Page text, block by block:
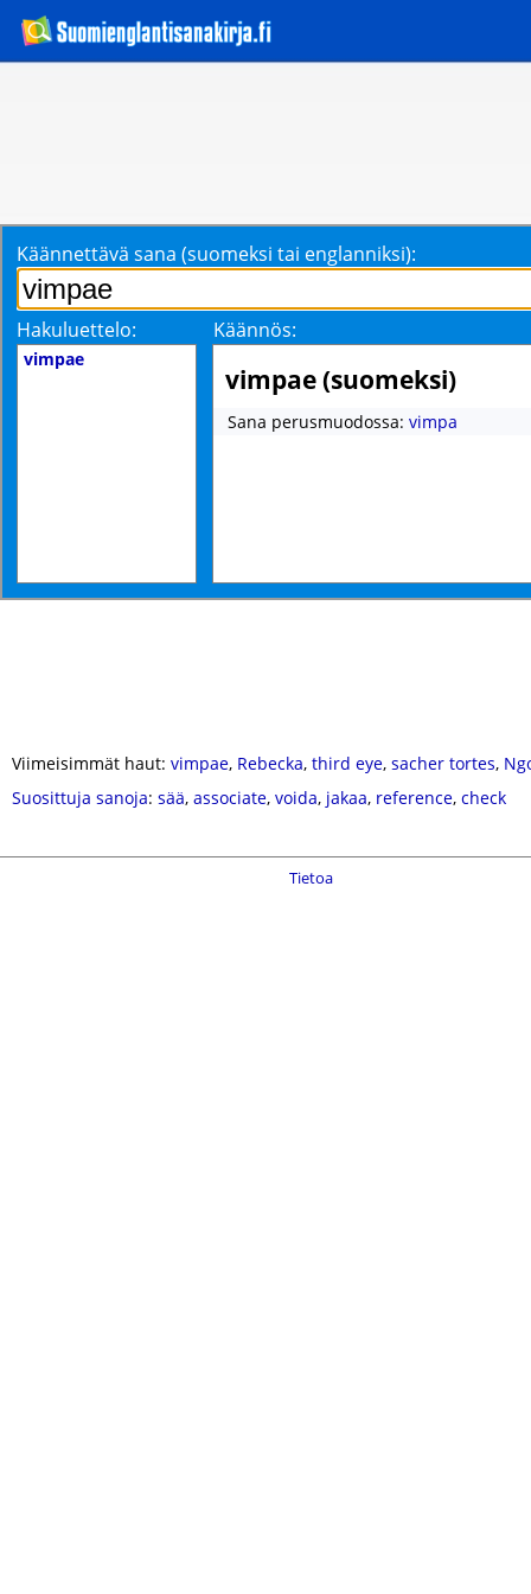
Käännettävä sana (suomeksi tai englanniksi):
Hakuluettelo: Käännös:
vimpae
vimpae (suomeksi)
Sana perusmuodossa: vimpa
Viimeisimmät haut: vimpae, Rebecka, third eye, sacher tortes,
Suosittuja sanoja: sää, associate, voida, jakaa, reference, check
Tietoa